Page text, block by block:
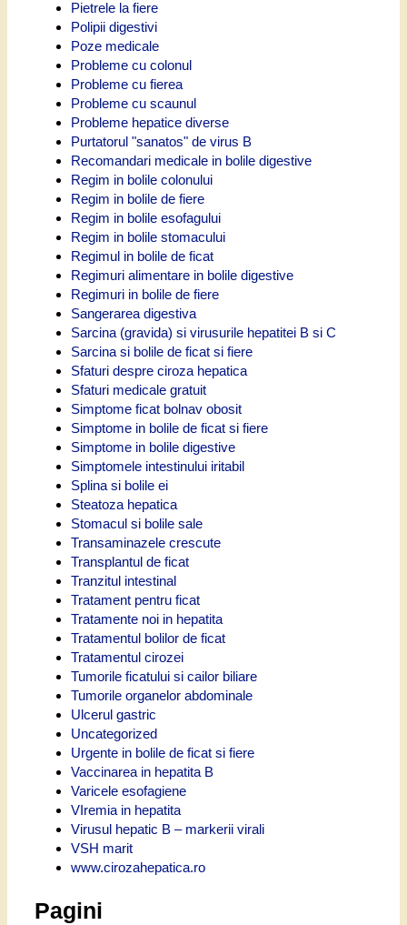
Pietrele la fiere
Polipii digestivi
Poze medicale
Probleme cu colonul
Probleme cu fierea
Probleme cu scaunul
Probleme hepatice diverse
Purtatorul "sanatos" de virus B
Recomandari medicale in bolile digestive
Regim in bolile colonului
Regim in bolile de fiere
Regim in bolile esofagului
Regim in bolile stomacului
Regimul in bolile de ficat
Regimuri alimentare in bolile digestive
Regimuri in bolile de fiere
Sangerarea digestiva
Sarcina (gravida) si virusurile hepatitei B si C
Sarcina si bolile de ficat si fiere
Sfaturi despre ciroza hepatica
Sfaturi medicale gratuit
Simptome ficat bolnav obosit
Simptome in bolile de ficat si fiere
Simptome in bolile digestive
Simptomele intestinului iritabil
Splina si bolile ei
Steatoza hepatica
Stomacul si bolile sale
Transaminazele crescute
Transplantul de ficat
Tranzitul intestinal
Tratament pentru ficat
Tratamente noi in hepatita
Tratamentul bolilor de ficat
Tratamentul cirozei
Tumorile ficatului si cailor biliare
Tumorile organelor abdominale
Ulcerul gastric
Uncategorized
Urgente in bolile de ficat si fiere
Vaccinarea in hepatita B
Varicele esofagiene
VIremia in hepatita
Virusul hepatic B – markerii virali
VSH marit
www.cirozahepatica.ro
Pagini